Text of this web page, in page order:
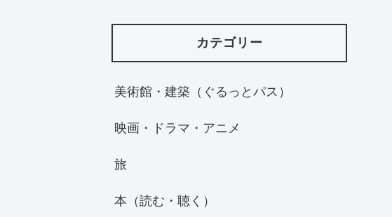
カテゴリー
美術館・建築（ぐるっとパス）
映画・ドラマ・アニメ
旅
本（読む・聴く）